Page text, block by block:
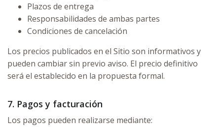
Plazos de entrega
Responsabilidades de ambas partes
Condiciones de cancelación
Los precios publicados en el Sitio son informativos y
pueden cambiar sin previo aviso. El precio definitivo
será el establecido en la propuesta formal.
7. Pagos y facturación
Los pagos pueden realizarse mediante: